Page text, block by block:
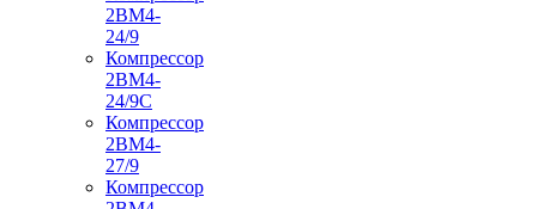
2ВМ4-
24/9
Компрессор
2ВМ4-
24/9С
Компрессор
2ВМ4-
27/9
Компрессор